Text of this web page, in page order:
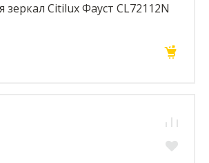
зеркал Citilux Фауст CL72112N